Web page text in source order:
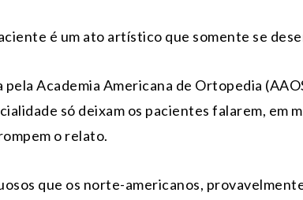
é um ato artístico que somente se
pela Academia Americana de Ortopedia
só deixam os pacientes falarem, em
o relato.
que os norte-americanos,